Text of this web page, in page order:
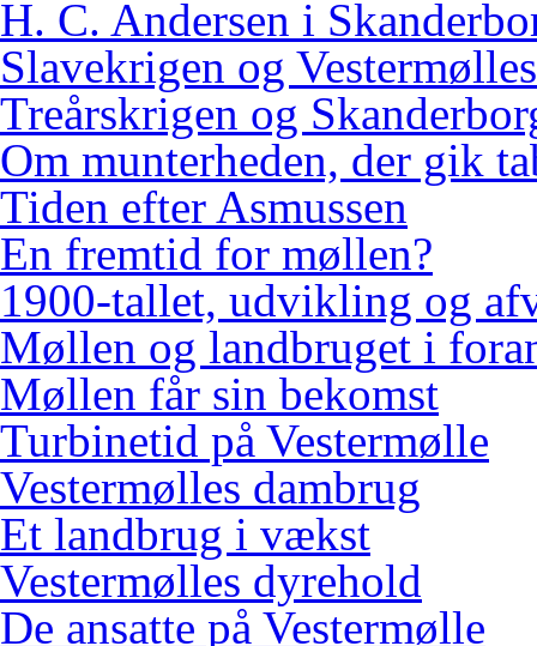
H. C. Andersen i
Slavekrigen og
Treårskrigen og
Om munterheden, der gik
Tiden efter Asmussen
En fremtid for møllen?
1900-tallet, udvikling og
Møllen og landbruget i
Møllen får sin bekomst
Turbinetid på Vestermølle
Vestermølles dambrug
Et landbrug i vækst
Vestermølles dyrehold
De ansatte på Vestermølle